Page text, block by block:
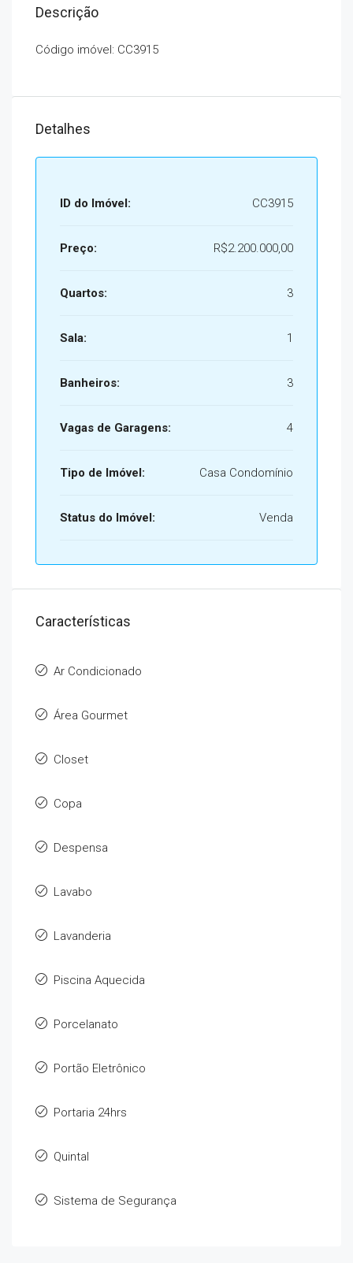
Descrição
Código imóvel: CC3915
Detalhes
ID do Imóvel: CC3915
Preço: R$2.200.000,00
Quartos: 3
Sala: 1
Banheiros: 3
Vagas de Garagens: 4
Tipo de Imóvel: Casa Condomínio
Status do Imóvel: Venda
Características
Ar Condicionado
Área Gourmet
Closet
Copa
Despensa
Lavabo
Lavanderia
Piscina Aquecida
Porcelanato
Portão Eletrônico
Portaria 24hrs
Quintal
Sistema de Segurança